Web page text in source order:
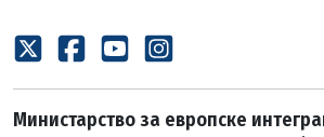
Министарство за европске